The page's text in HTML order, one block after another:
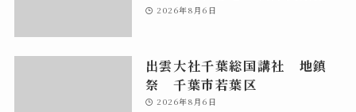
2026年8月6日
出雲大社千葉総国講社 地鎮
祭 千葉市若葉区
2026年8月6日